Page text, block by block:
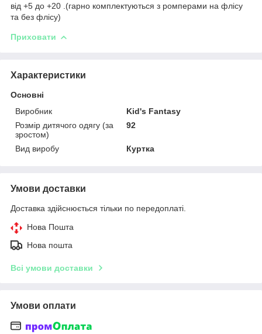
від +5 до +20 .(гарно комплектуються з ромперами на флісу
та без флісу)
Приховати
Характеристики
Основні
Виробник
Kid's Fantasy
Розмір дитячого одягу (за
зростом)
92
Вид виробу Куртка
Умови доставки
Доставка здійснюється тільки по передоплаті.
Нова Пошта
Нова пошта
Всі умови доставки
Умови оплати